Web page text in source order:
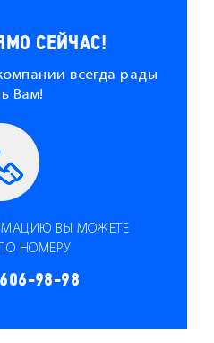
СЕЙЧАС!
всегда рады
Вам!
ВЫ МОЖЕТЕ
НОМЕРУ
98-98